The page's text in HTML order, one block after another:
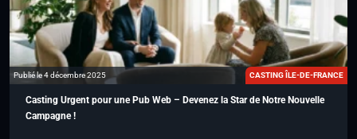
Publié le 4 décembre 2025 CASTING ÎLE-DE-FRANCE
Casting Urgent pour une Pub Web – Devenez la Star de Notre Nouvelle
Campagne !